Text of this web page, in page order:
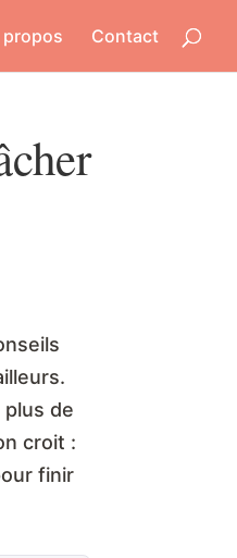
propos Contact
de
croit :
finir